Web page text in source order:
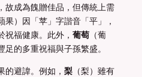
故成為餽贈佳品，但傳統上需
果）因「苹」字諧音「平」，
祝福健康。此外， 葡萄 （葡
的多重祝福與子孫繁盛。
的避諱。例如， 梨 （梨）雖有